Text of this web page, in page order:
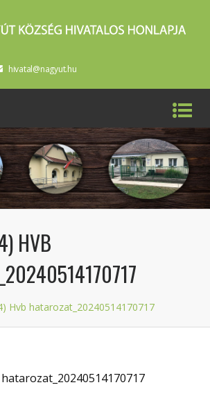
hivatal@nagyut.hu
HVB
Hvb hatarozat_20240514170717
hatarozat_20240514170717